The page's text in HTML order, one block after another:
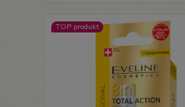
TOP produkt